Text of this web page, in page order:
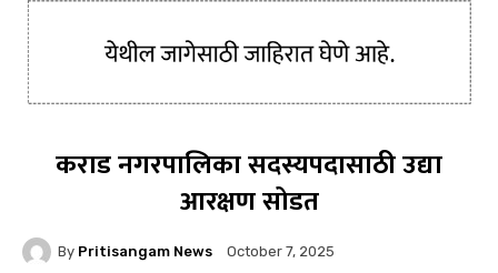
कराड नगरपालिका सदस्यपदासाठी उद्या
आरक्षण सोडत
By Pritisangam News October 7, 2025